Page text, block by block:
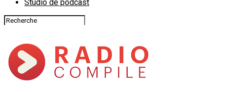
Studio de podcast